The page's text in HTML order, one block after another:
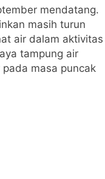
mendatang.
masih turun
air dalam aktivitas
tampung air
masa puncak